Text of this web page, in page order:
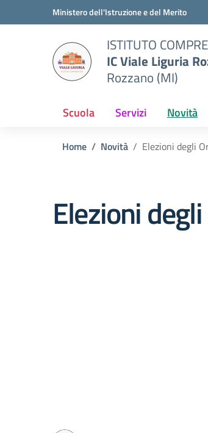
Vai ai contenuti
Vai al menu di navigazioneMinistero dell'Istruzione e del Merito
ISTITUTO
IC Viale Liguria
Rozzano (MI)
Scuola Servizi Novità
Home Novità Elezioni degli
Elezioni